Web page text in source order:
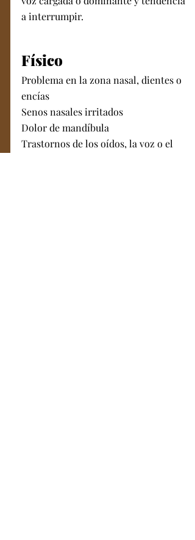
a interrumpir.
Físico
Problema en la zona nasal, dientes o
encías
Senos nasales irritados
Dolor de mandíbula
Trastornos de los oídos, la voz o el